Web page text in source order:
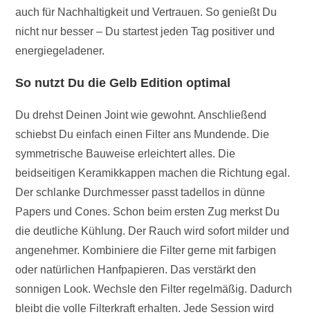
auch für Nachhaltigkeit und Vertrauen. So genießt Du
nicht nur besser – Du startest jeden Tag positiver und
energiegeladener.
So nutzt Du die Gelb Edition optimal
Du drehst Deinen Joint wie gewohnt. Anschließend
schiebst Du einfach einen Filter ans Mundende. Die
symmetrische Bauweise erleichtert alles. Die
beidseitigen Keramikkappen machen die Richtung egal.
Der schlanke Durchmesser passt tadellos in dünne
Papers und Cones. Schon beim ersten Zug merkst Du
die deutliche Kühlung. Der Rauch wird sofort milder und
angenehmer. Kombiniere die Filter gerne mit farbigen
oder natürlichen Hanfpapieren. Das verstärkt den
sonnigen Look. Wechsle den Filter regelmäßig. Dadurch
bleibt die volle Filterkraft erhalten. Jede Session wird